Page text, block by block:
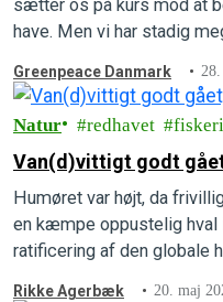
sætter os på kurs mod at
have. Men vi har stadig
Greenpeace Danmark
Natur redhavet fiskeri
Van(d)vittigt godt
Humøret var højt, da
en kæmpe oppustelig hval
ratificering af den globale
Rikke Agerbæk 20. maj